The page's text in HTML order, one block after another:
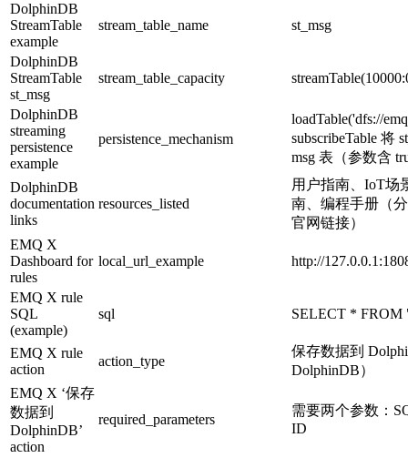
DolphinDB
StreamTable
example
stream_table_name st_msg
DolphinDB
StreamTable
st_msg
stream_table_capacity
DolphinDB
streaming
persistence
example
persistence_mechanism
loadTable('dfs://
subscribeTable 将
msg 表（参数含
DolphinDB
documentation
links
resources_listed
用户指南、IoT场
南、编程手册（
官网链接）
EMQ X
Dashboard for
rules
local_url_example http://
EMQ X rule
SQL
(example)
sql SELECT * FROM
EMQ X rule
action
action_type
保存数据到
DolphinDB）
EMQ X ‘保存
数据到
DolphinDB’
action
required_parameters
需要两个参数：
ID